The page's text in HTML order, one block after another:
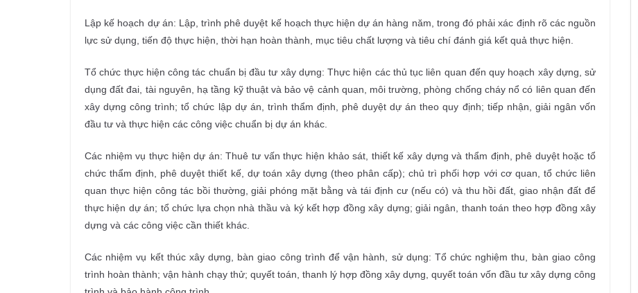
Lập kế hoạch dự án: Lập, trình phê duyệt kế hoạch thực hiện dự án hàng năm, trong đó phải xác định rõ các nguồn
lực sử dụng, tiến độ thực hiện, thời hạn hoàn thành, mục tiêu chất lượng và tiêu chí đánh giá kết quả thực hiện.
Tổ chức thực hiện công tác chuẩn bị đầu tư xây dựng: Thực hiện các thủ tục liên quan đến quy hoạch xây dựng, sử
dụng đất đai, tài nguyên, hạ tầng kỹ thuật và bảo vệ cảnh quan, môi trường, phòng chống cháy nổ có liên quan đến
xây dựng công trình; tổ chức lập dự án, trình thẩm định, phê duyệt dự án theo quy định; tiếp nhận, giải ngân vốn
đầu tư và thực hiện các công việc chuẩn bị dự án khác.
Các nhiệm vụ thực hiện dự án: Thuê tư vấn thực hiện khảo sát, thiết kế xây dựng và thẩm định, phê duyệt hoặc tổ
chức thẩm định, phê duyệt thiết kế, dự toán xây dựng (theo phân cấp); chủ trì phối hợp với cơ quan, tổ chức liên
quan thực hiện công tác bồi thường, giải phóng mặt bằng và tái định cư (nếu có) và thu hồi đất, giao nhận đất để
thực hiện dự án; tổ chức lựa chọn nhà thầu và ký kết hợp đồng xây dựng; giải ngân, thanh toán theo hợp đồng xây
dựng và các công việc cần thiết khác.
Các nhiệm vụ kết thúc xây dựng, bàn giao công trình để vận hành, sử dụng: Tổ chức nghiệm thu, bàn giao công
trình hoàn thành; vận hành chạy thử; quyết toán, thanh lý hợp đồng xây dựng, quyết toán vốn đầu tư xây dựng công